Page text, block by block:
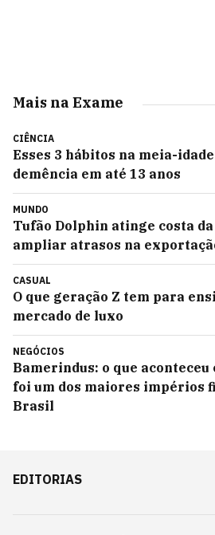
Mais na Exame
CIÊNCIA
Esses 3 hábitos na meia-
demência em até 13 anos
MUNDO
Tufão Dolphin atinge costa da
ampliar atrasos na
CASUAL
O que geração Z tem para
mercado de luxo
NEGÓCIOS
Bamerindus: o que aconteceu
foi um dos maiores impérios
Brasil
EDITORIAS